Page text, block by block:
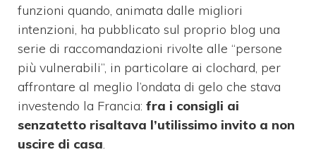
funzioni quando, animata dalle migliori
intenzioni, ha pubblicato sul proprio blog una
serie di raccomandazioni rivolte alle “persone
più vulnerabili”, in particolare ai clochard, per
affrontare al meglio l’ondata di gelo che stava
investendo la Francia: fra i consigli ai
senzatetto risaltava l’utilissimo invito a non
uscire di casa.